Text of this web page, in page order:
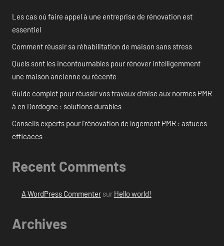
Les cas où faire appel à une entreprise de rénovation est
essentiel
Comment réussir sa réhabilitation de maison sans stress
Quels sont les incontournables pour rénover intelligemment
une maison ancienne ou récente
Guide complet pour réussir vos travaux d’mise aux normes PMR
à en Dordogne : solutions durables
Conseils experts pour l’rénovation de logement PMR : astuces
efficaces
Recent Comments
A WordPress Commentersur Hello world!
Archives